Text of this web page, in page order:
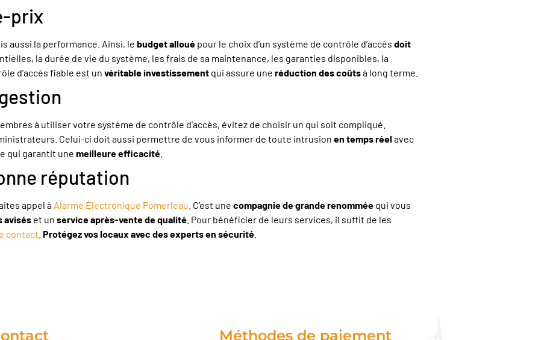
prix
aussi la performance. Ainsi, le budget alloué pour le choix d’un système de contrôle d’accès doit
la durée de vie du système, les frais de sa maintenance, les garanties disponibles, la
d’accès fiable est un véritable investissement qui assure une réduction des coûtsà long terme.
à utiliser votre système de contrôle d’accès, évitez de choisir un qui soit compliqué.
Celui-ci doit aussi permettre de vous informer de toute intrusion en temps réelavec
qui garantit une meilleure efficacité
réputation
appel à Alarme Électronique Pomerleau . C’est une compagnie de grande renommée qui vous
avisés et un service après-vente de qualité . Pour bénéficier de leurs services, il suffit de les
contact Protégez vos locaux avec des experts en sécurité
Méthodes de paiement